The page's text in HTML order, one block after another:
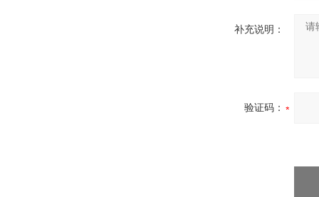
补充说明：
验证码：